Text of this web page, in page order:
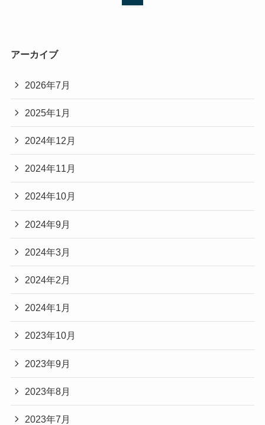
アーカイブ
2026年7月
2025年1月
2024年12月
2024年11月
2024年10月
2024年9月
2024年3月
2024年2月
2024年1月
2023年10月
2023年9月
2023年8月
2023年7月